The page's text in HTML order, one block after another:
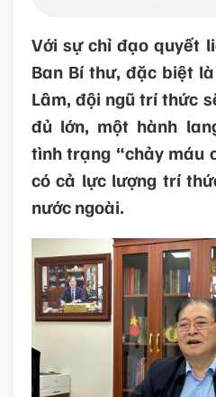
Với sự chỉ đạo quyết
Ban Bí thư, đặc biệt
Lâm, đội ngũ trí thức
đủ lớn, một hành
tình trạng “chảy máu
có cả lực lượng trí
nước ngoài.